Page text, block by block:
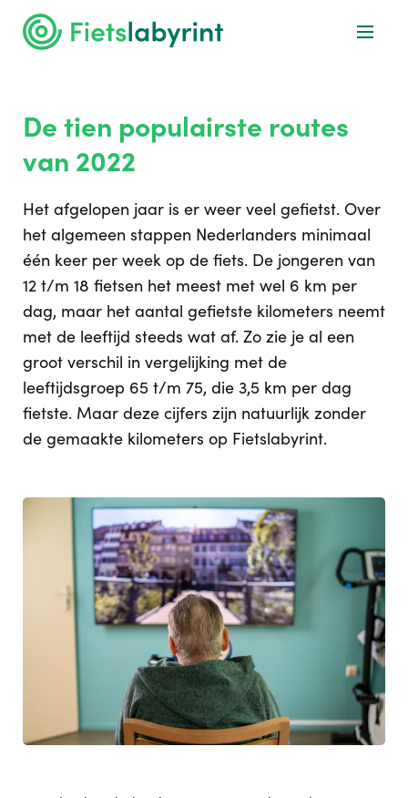
De tien populairste routes
van 2022
Het afgelopen jaar is er weer veel gefietst. Over
het algemeen stappen Nederlanders minimaal
één keer per week op de fiets. De jongeren van
12 t/m 18 fietsen het meest met wel 6 km per
dag, maar het aantal gefietste kilometers neemt
met de leeftijd steeds wat af. Zo zie je al een
groot verschil in vergelijking met de
leeftijdsgroep 65 t/m 75, die 3,5 km per dag
fietste. Maar deze cijfers zijn natuurlijk zonder
de gemaakte kilometers op Fietslabyrint.